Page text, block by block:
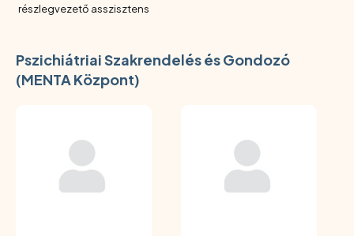
részlegvezető asszisztens
Pszichiátriai Szakrendelés és Gondozó
(MENTA Központ)